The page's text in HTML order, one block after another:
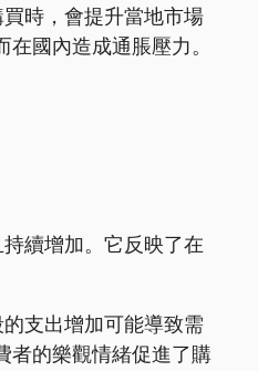
時，會提升當地市場
國內造成通脹壓力。
續增加。它反映了在
支出增加可能導致需
者的樂觀情緒促進了購